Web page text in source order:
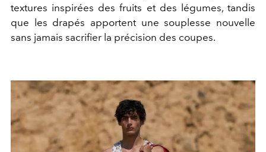
textures inspirées des fruits et des légumes, tandis
que les drapés apportent une souplesse nouvelle
sans jamais sacrifier la précision des coupes.